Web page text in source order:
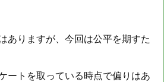
ありますが、今回は公平を期すた
ートを取っている時点で偏りはあ